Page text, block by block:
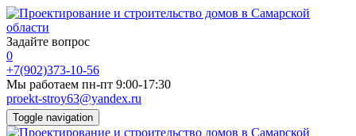
Задайте вопрос
0
+7(902)373-10-56
Мы работаем пн-пт 9:00-17:30
proekt-stroy63@yandex.ru
Toggle navigation